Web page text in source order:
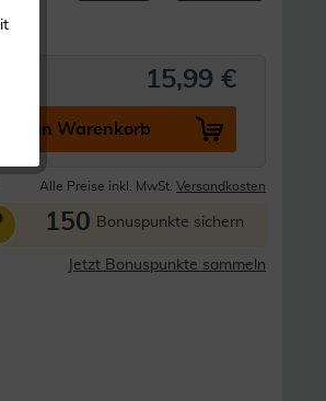
15,99 €
In den Warenkorb
Alle Preise inkl. MwSt. Versandkosten
150 Bonuspunkte sichern
Jetzt Bonuspunkte sammeln